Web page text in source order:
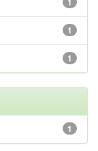
1
1
1